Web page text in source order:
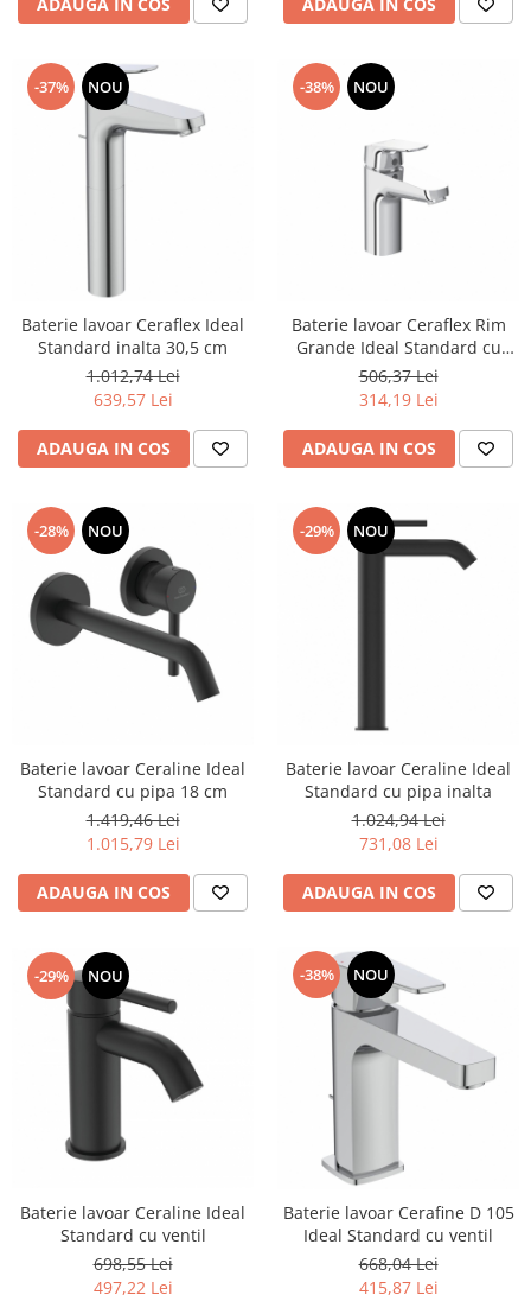
-37% NOU
Baterie lavoar Ceraflex Ideal
Standard inalta 30,5 cm
1.012,74 Lei
639,57 Lei
ADAUGA IN COS
-38% NOU
Baterie lavoar Ceraflex Rim
Grande Ideal Standard cu
ventil
506,37 Lei
314,19 Lei
ADAUGA IN COS
-28% NOU
Baterie lavoar Ceraline Ideal
Standard cu pipa 18 cm
1.419,46 Lei
1.015,79 Lei
ADAUGA IN COS
-29% NOU
Baterie lavoar Ceraline Ideal
Standard cu pipa inalta
1.024,94 Lei
731,08 Lei
ADAUGA IN COS
-29% NOU
Baterie lavoar Ceraline Ideal
Standard cu ventil
698,55 Lei
497,22 Lei
-38% NOU
Baterie lavoar Cerafine D 105
Ideal Standard cu ventil
668,04 Lei
415,87 Lei